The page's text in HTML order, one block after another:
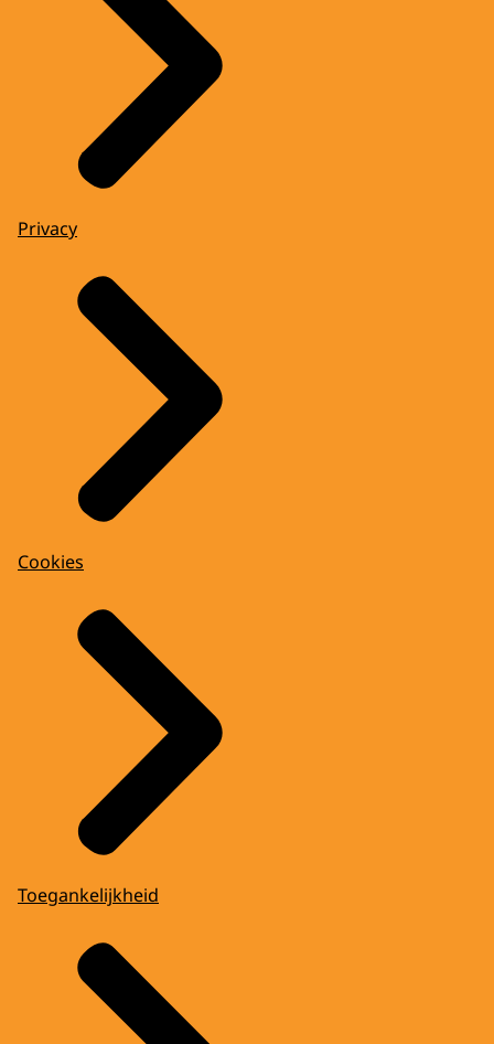
Privacy
Cookies
Toegankelijkheid